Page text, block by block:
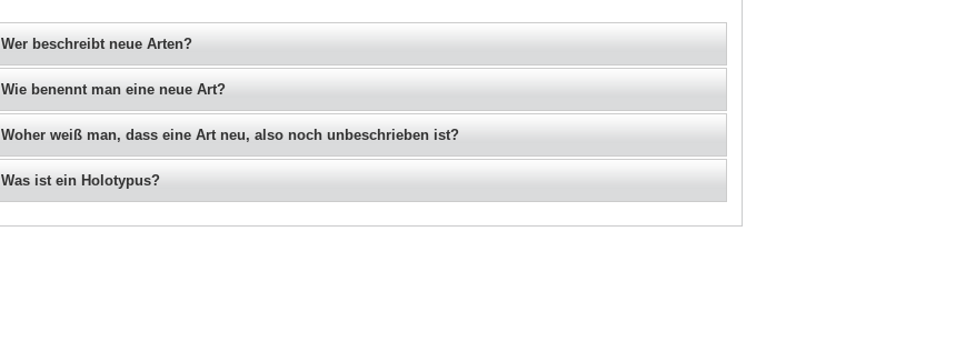
Wer beschreibt neue Arten?
Wie benennt man eine neue Art?
Woher weiß man, dass eine Art neu, also noch unbeschrieben ist?
Was ist ein Holotypus?